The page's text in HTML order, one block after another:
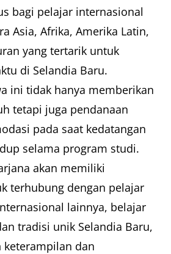
bagi pelajar internasional
Asia, Afrika, Amerika Latin,
yang tertarik untuk
di Selandia Baru.
ini tidak hanya memberikan
tetapi juga pendanaan
pada saat kedatangan
selama program studi.
akan memiliki
terhubung dengan pelajar
lainnya, belajar
tradisi unik Selandia Baru,
dan